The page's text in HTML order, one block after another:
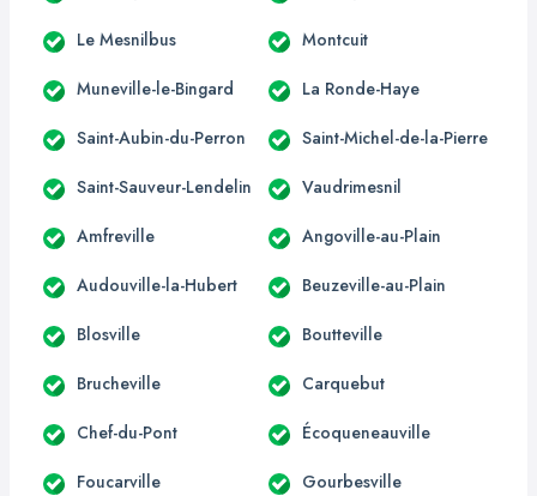
Le Mesnilbus Montcuit
Muneville-le-Bingard La Ronde-Haye
Saint-Aubin-du-Perron Saint-Michel-de-la-Pierre
Saint-Sauveur-Lendelin Vaudrimesnil
Amfreville Angoville-au-Plain
Audouville-la-Hubert Beuzeville-au-Plain
Blosville Boutteville
Brucheville Carquebut
Chef-du-Pont Écoqueneauville
Foucarville Gourbesville